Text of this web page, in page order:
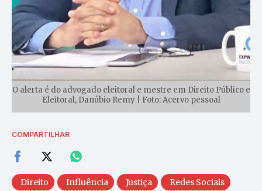
O alerta é do advogado eleitoral e mestre em Direito Público e
Eleitoral, Danúbio Remy | Foto: Acervo pessoal
COMPARTILHAR
Direito Influência Justiça Redes Sociais